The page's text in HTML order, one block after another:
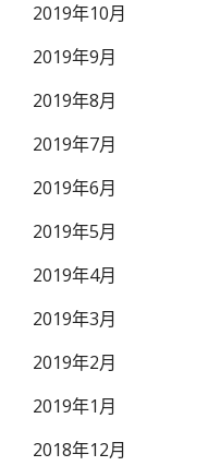
2019年10月
2019年9月
2019年8月
2019年7月
2019年6月
2019年5月
2019年4月
2019年3月
2019年2月
2019年1月
2018年12月